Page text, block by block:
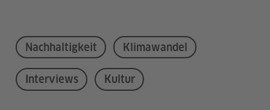
Nachhaltigkeit Klimawandel
Interviews Kultur